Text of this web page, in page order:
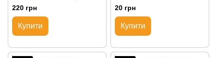
220 грн
Купити
Wash
20 грн
Купити